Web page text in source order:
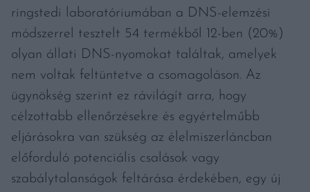
ringstedi laboratóriumában a DNS-elemzési
módszerrel tesztelt 54 termékből 12-ben (20%)
olyan állati DNS-nyomokat találtak, amelyek
nem voltak feltüntetve a csomagoláson. Az
ügynökség szerint ez rávilágít arra, hogy
célzottabb ellenőrzésekre és egyértelműbb
eljárásokra van szükség az élelmiszerláncban
előforduló potenciális csalások vagy
szabálytalanságok feltárása érdekében, egy új